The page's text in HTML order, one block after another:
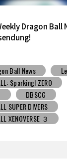
Dragon Ball
Ball News
mit Süßigkeiten
DRAGON BALL
XENOVERSE ３
GEKISHIN SQUADRA